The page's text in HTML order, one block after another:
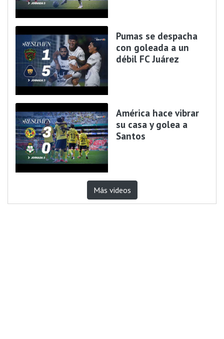
Pumas se despacha
con goleada a un
débil FC Juárez
América hace vibrar
su casa y golea a
Santos
Más videos